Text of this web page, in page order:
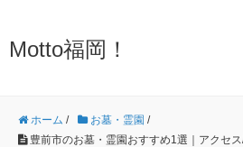
Motto福岡！
ホーム / お墓・霊園 /
豊前市のお墓・霊園おすすめ1選｜アクセス